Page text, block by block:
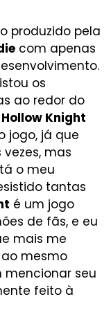
produzido pela
com apenas
os
ao redor do
Hollow Knight
jogo, já que
mas
o meu
tantas
é um jogo
de fãs, e eu
mais me
ao mesmo
mencionar seu
feito à